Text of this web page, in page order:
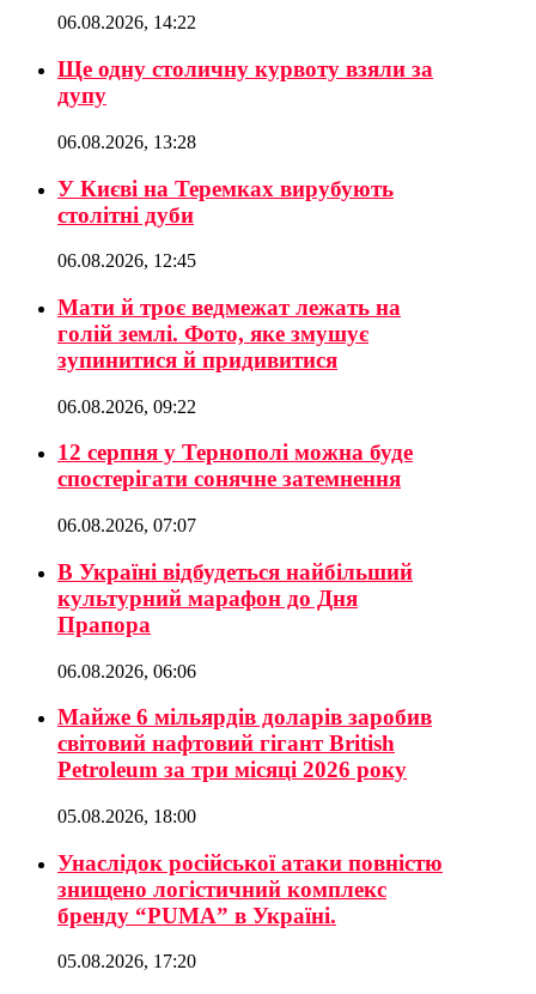
06.08.2026, 14:22
Ще одну столичну курвоту взяли за
дупу
06.08.2026, 13:28
У Києві на Теремках вирубують
столітні дуби
06.08.2026, 12:45
Мати й троє ведмежат лежать на
голій землі. Фото, яке змушує
зупинитися й придивитися
06.08.2026, 09:22
12 серпня у Тернополі можна буде
спостерігати сонячне затемнення
06.08.2026, 07:07
В Україні відбудеться найбільший
культурний марафон до Дня
Прапора
06.08.2026, 06:06
Майже 6 мільярдів доларів заробив
світовий нафтовий гігант British
Petroleum за три місяці 2026 року
05.08.2026, 18:00
Унаслідок російської атаки повністю
знищено логістичний комплекс
бренду “PUMA” в Україні.
05.08.2026, 17:20